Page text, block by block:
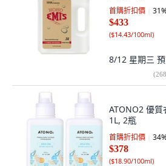
首購折扣價 31
$433
($14.43/100ml)
8/12 星期三
(268
ATONO2 優質
1L, 2瓶
首購折扣價 34
$378
($18.90/100ml)